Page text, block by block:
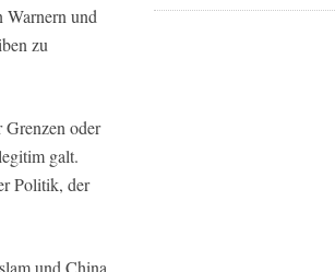
Warnern und
zu
oder
galt.
Politik, der
und China